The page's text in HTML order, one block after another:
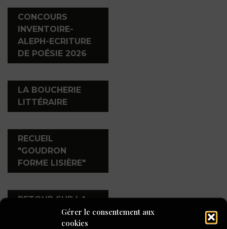
Gérer le consentement aux
cookies
CONCOURS
INVENTOIRE-
ALEPH-ECRITURE
DE POÉSIE 2026
LA BOUCHERIE
LITTÉRAIRE
RECUEIL
"GOUDRON
FORME LISIÈRE"
RETOUR SUR LA
SOIRÉE DE REMISE
DES PRIX DU